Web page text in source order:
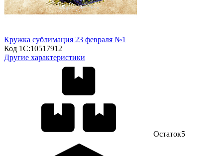
Кружка сублимация 23 февраля №1
Код 1С:10517912
Другие характеристики
Остаток5